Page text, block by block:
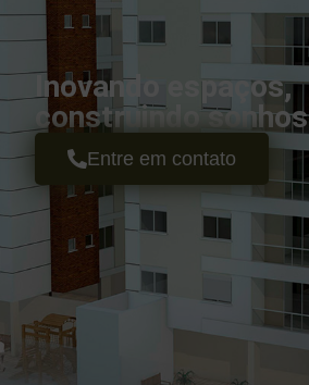
Inovando espaços,
construindo sonhos
Entre em contato